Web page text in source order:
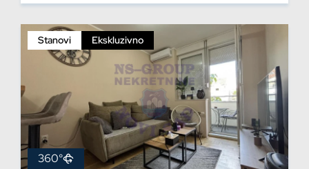
Stanovi Ekskluzivno
360°